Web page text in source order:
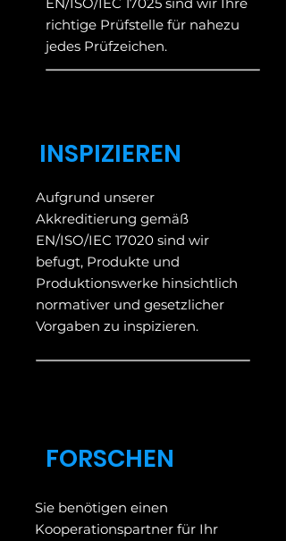
richtige Prüfstelle für nahezu
jedes Prüfzeichen.
INSPIZIEREN
Aufgrund unserer
Akkreditierung gemäß
EN/ISO/IEC 17020 sind wir
befugt, Produkte und
Produktionswerke hinsichtlich
normativer und gesetzlicher
Vorgaben zu inspizieren.
FORSCHEN
Sie benötigen einen
Kooperationspartner für Ihr